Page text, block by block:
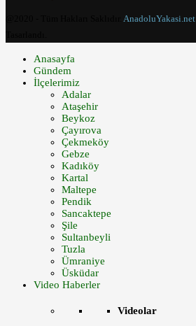
AnadoluYakasi.net
Anasayfa
Gündem
İlçelerimiz
Adalar
Ataşehir
Beykoz
Çayırova
Çekmeköy
Gebze
Kadıköy
Kartal
Maltepe
Pendik
Sancaktepe
Şile
Sultanbeyli
Tuzla
Ümraniye
Üsküdar
Video Haberler
Videolar